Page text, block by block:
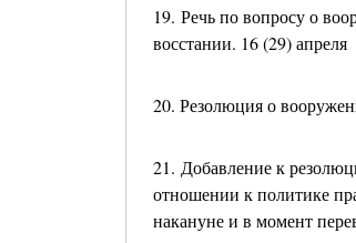
19. Речь по вопросу о
восстании. 16 (29) апреля
20. Резолюция о
21. Добавление к
отношении к политике
накануне и в момент